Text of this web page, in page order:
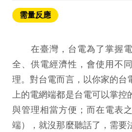
需量反應
在臺灣，台電為了掌握電
全、供電經濟性，會使用不
理。對台電而言，以你家的台
上的電網端都是台電可以掌
與管理相當方便；而在電表
端），就沒那麼聽話了，需要